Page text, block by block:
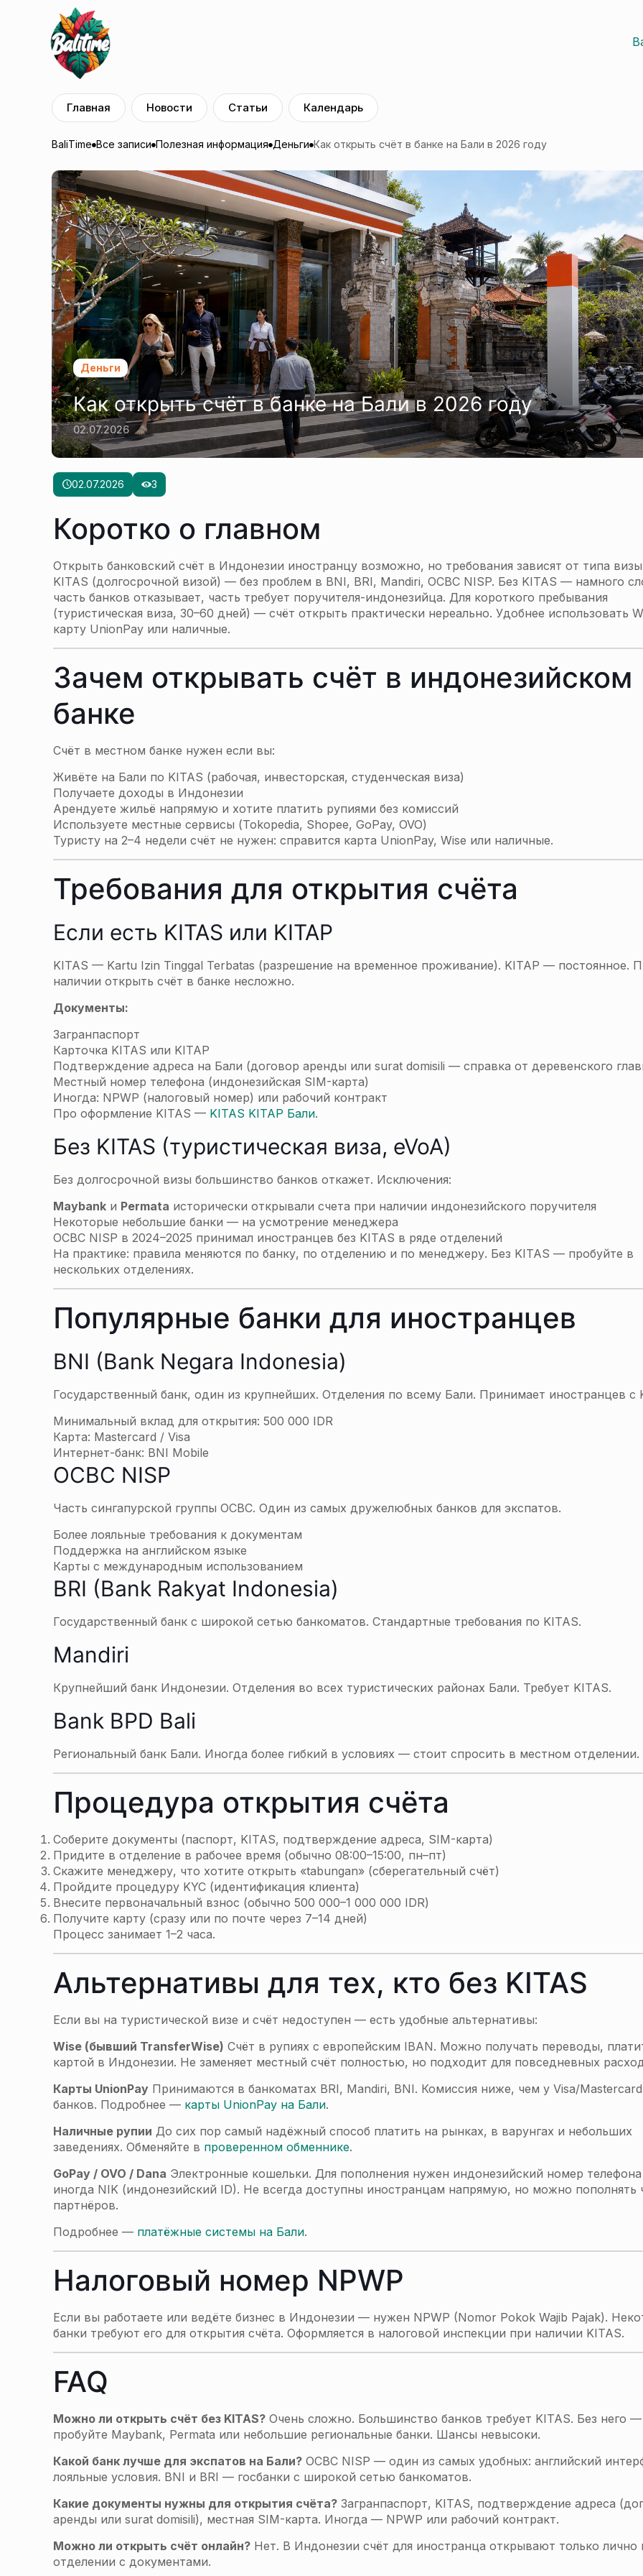
Главная Новости Статьи Календарь
BaliTime Все записи Полезная информация Деньги Как открыть счёт в банке на Бали в 2026 году
Деньги
Как открыть счёт в банке на Бали в 2026 году
02.07.2026
02.07.2026 3
Коротко о главном
Открыть банковский счёт в Индонезии иностранцу возможно, но требования зависят от типа
KITAS (долгосрочной визой) — без проблем в BNI, BRI, Mandiri, OCBC NISP. Без KITAS — намного
часть банков отказывает, часть требует поручителя-индонезийца. Для короткого пребывания
(туристическая виза, 30–60 дней) — счёт открыть практически нереально. Удобнее использовать
карту UnionPay или наличные.
Зачем открывать счёт в индонезийском
банке
Счёт в местном банке нужен если вы:
Живёте на Бали по KITAS (рабочая, инвесторская, студенческая виза)
Получаете доходы в Индонезии
Арендуете жильё напрямую и хотите платить рупиями без комиссий
Используете местные сервисы (Tokopedia, Shopee, GoPay, OVO)
Туристу на 2–4 недели счёт не нужен: справится карта UnionPay, Wise или наличные.
Требования для открытия счёта
Если есть KITAS или KITAP
KITAS — Kartu Izin Tinggal Terbatas (разрешение на временное проживание). KITAP — постоянное.
наличии открыть счёт в банке несложно.
Документы:
Загранпаспорт
Карточка KITAS или KITAP
Подтверждение адреса на Бали (договор аренды или surat domisili — справка от деревенского
Местный номер телефона (индонезийская SIM-карта)
Иногда: NPWP (налоговый номер) или рабочий контракт
Про оформление KITAS — KITAS KITAP Бали.
Без KITAS (туристическая виза, eVoA)
Без долгосрочной визы большинство банков откажет. Исключения:
Maybank и Permata исторически открывали счета при наличии индонезийского поручителя
Некоторые небольшие банки — на усмотрение менеджера
OCBC NISP в 2024–2025 принимал иностранцев без KITAS в ряде отделений
На практике: правила меняются по банку, по отделению и по менеджеру. Без KITAS — пробуйте в
нескольких отделениях.
Популярные банки для иностранцев
BNI (Bank Negara Indonesia)
Государственный банк, один из крупнейших. Отделения по всему Бали. Принимает иностранцев с
Минимальный вклад для открытия: 500 000 IDR
Карта: Mastercard / Visa
Интернет-банк: BNI Mobile
OCBC NISP
Часть сингапурской группы OCBC. Один из самых дружелюбных банков для экспатов.
Более лояльные требования к документам
Поддержка на английском языке
Карты с международным использованием
BRI (Bank Rakyat Indonesia)
Государственный банк с широкой сетью банкоматов. Стандартные требования по KITAS.
Mandiri
Крупнейший банк Индонезии. Отделения во всех туристических районах Бали. Требует KITAS.
Bank BPD Bali
Региональный банк Бали. Иногда более гибкий в условиях — стоит спросить в местном отделении.
Процедура открытия счёта
Соберите документы (паспорт, KITAS, подтверждение адреса, SIM-карта)
Придите в отделение в рабочее время (обычно 08:00–15:00, пн–пт)
Скажите менеджеру, что хотите открыть «tabungan» (сберегательный счёт)
Пройдите процедуру KYC (идентификация клиента)
Внесите первоначальный взнос (обычно 500 000–1 000 000 IDR)
Получите карту (сразу или по почте через 7–14 дней)
Процесс занимает 1–2 часа.
Альтернативы для тех, кто без KITAS
Если вы на туристической визе и счёт недоступен — есть удобные альтернативы:
Wise (бывший TransferWise) Счёт в рупиях с европейским IBAN. Можно получать переводы,
картой в Индонезии. Не заменяет местный счёт полностью, но подходит для повседневных
Карты UnionPay Принимаются в банкоматах BRI, Mandiri, BNI. Комиссия ниже, чем у Visa/
банков. Подробнее — карты UnionPay на Бали.
Наличные рупии До сих пор самый надёжный способ платить на рынках, в варунгах и небольших
заведениях. Обменяйте в проверенном обменнике.
GoPay / OVO / Dana Электронные кошельки. Для пополнения нужен индонезийский номер
иногда NIK (индонезийский ID). Не всегда доступны иностранцам напрямую, но можно пополнять
партнёров.
Подробнее — платёжные системы на Бали.
Налоговый номер NPWP
Если вы работаете или ведёте бизнес в Индонезии — нужен NPWP (Nomor Pokok Wajib Pajak).
банки требуют его для открытия счёта. Оформляется в налоговой инспекции при наличии KITAS.
FAQ
Можно ли открыть счёт без KITAS? Очень сложно. Большинство банков требует KITAS. Без него —
пробуйте Maybank, Permata или небольшие региональные банки. Шансы невысоки.
Какой банк лучше для экспатов на Бали? OCBC NISP — один из самых удобных: английский
лояльные условия. BNI и BRI — госбанки с широкой сетью банкоматов.
Какие документы нужны для открытия счёта? Загранпаспорт, KITAS, подтверждение адреса
аренды или surat domisili), местная SIM-карта. Иногда — NPWP или рабочий контракт.
Можно ли открыть счёт онлайн? Нет. В Индонезии счёт для иностранца открывают только лично
отделении с документами.